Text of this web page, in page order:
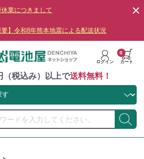
休業につきまして
要】令和8年熊本地震による配送状況
ログイン カート
0
（税込み）以上で送料無料！